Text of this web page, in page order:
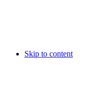
Skip to content